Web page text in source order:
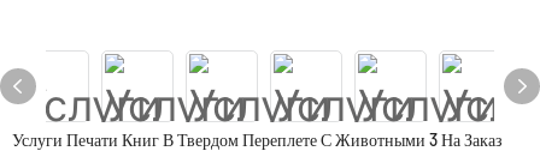
Услуги Печати Книг В Твердом Переплете С Животными 3 На Заказ